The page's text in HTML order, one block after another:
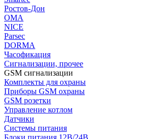
Ростов-Дон
ОМА
NICE
Parsec
DORMA
Часофикация
Сигнализации, прочее
GSM сигнализации
Комплекты для охраны
Приборы GSM охраны
GSM розетки
Управление котлом
Датчики
Системы питания
Блоки питания 12В/24В